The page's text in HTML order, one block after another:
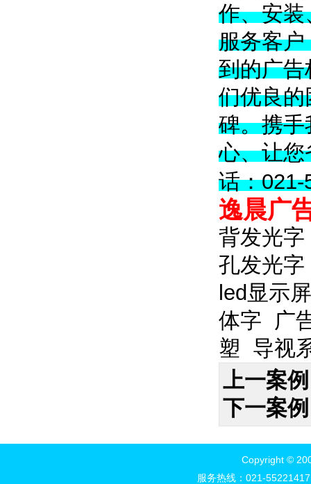
作、安装
服务客户
到的广
们优良
碑。携手
心、让您
话：021-
逸晨广
背发光字
孔发光字
led显示屏
体字
广
塑 导视
上一案
下一案
Copyright ©
服务热线：021-